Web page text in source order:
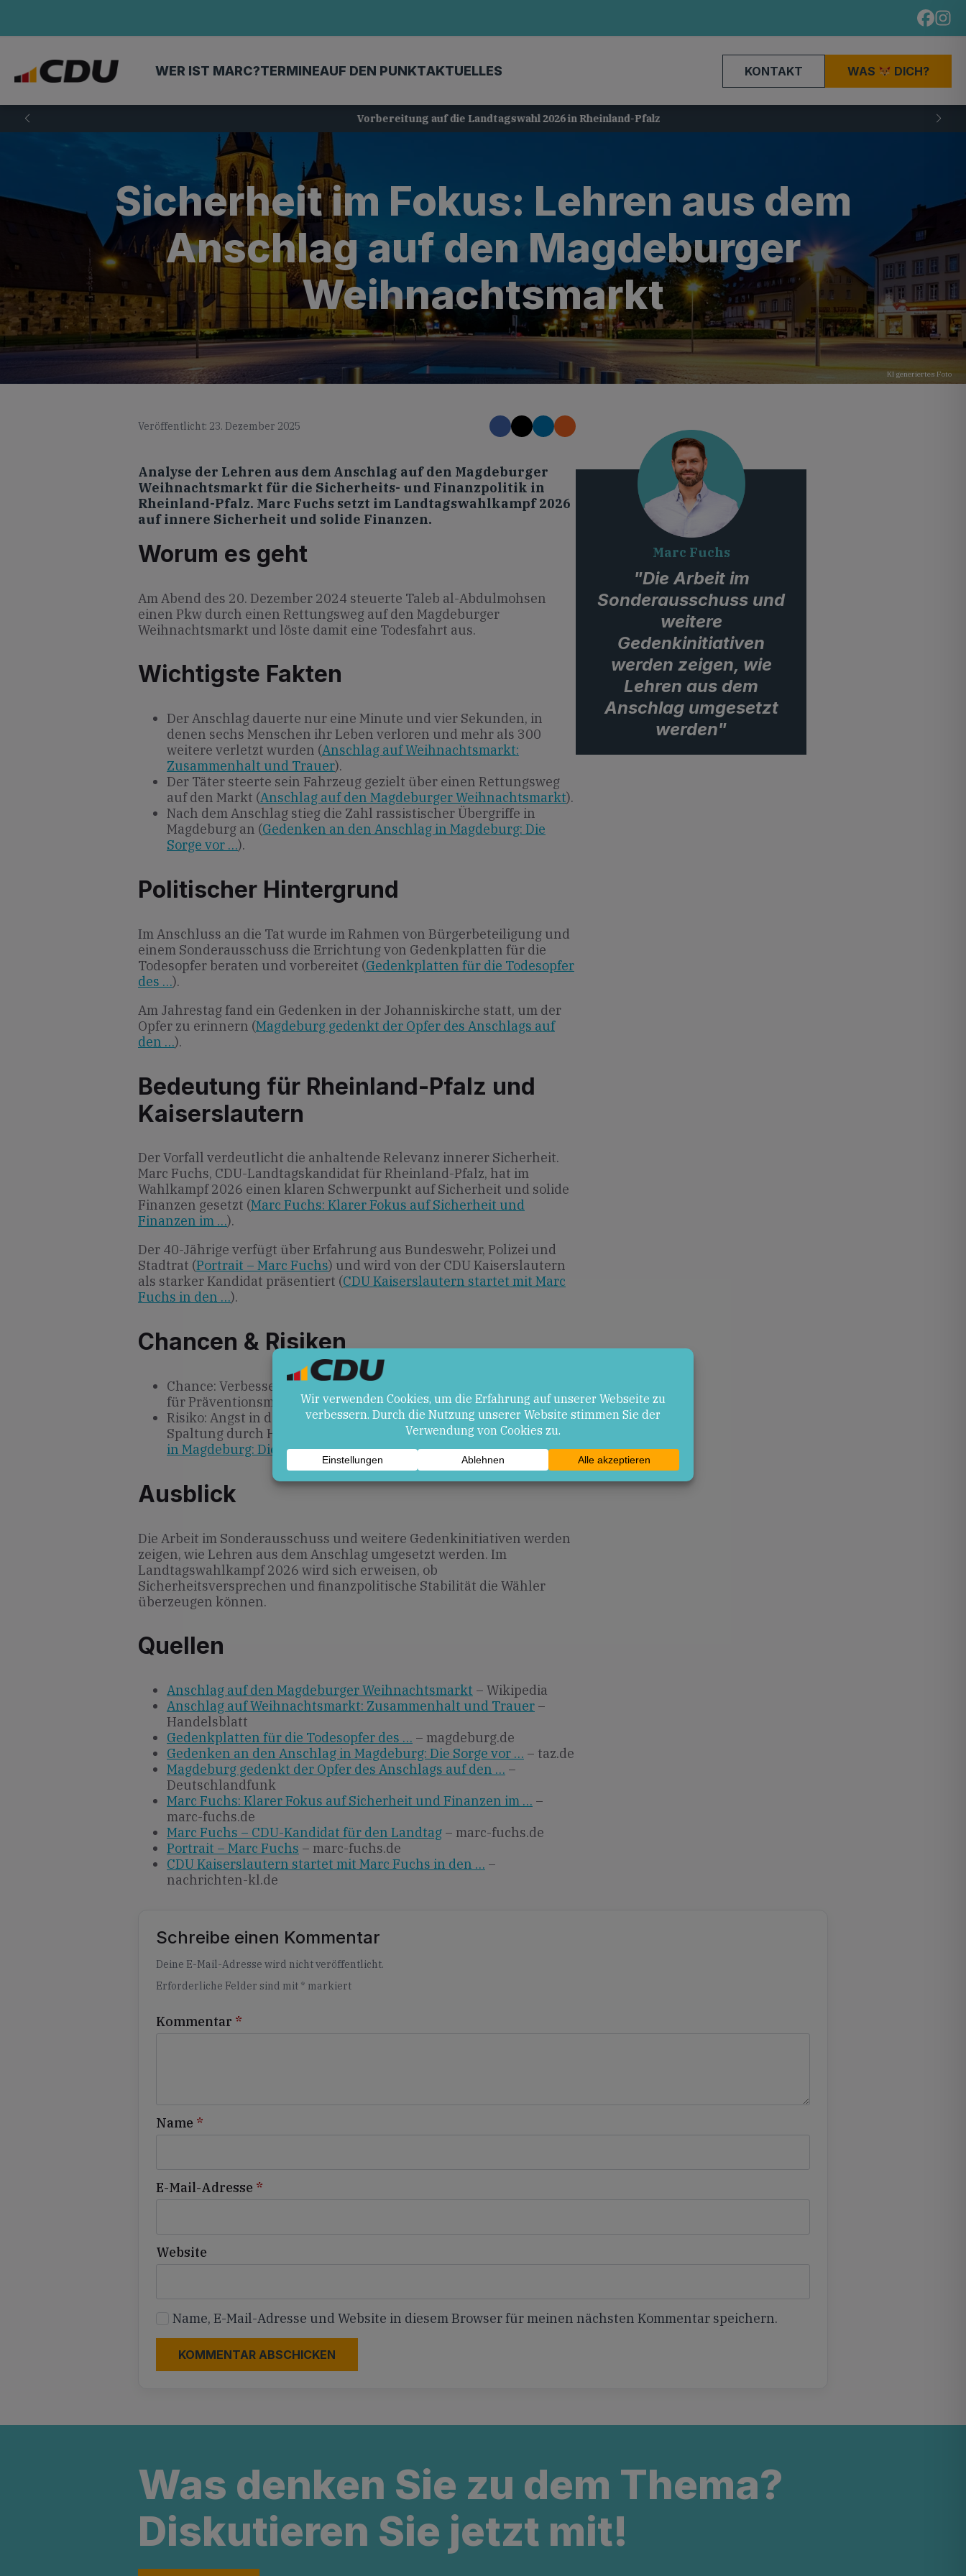
WER IST MARC?TERMINEAUF DEN PUNKTAKTUELLES KONTAKT WAS DICH?
Vorbereitung auf die Landtagswahl 2026 in Rheinland-Pfalz
Sicherheit im Fokus: Lehren aus dem
Anschlag auf den Magdeburger
Weihnachtsmarkt
KI generiertes Foto
Veröffentlicht: 23. Dezember 2025
Analyse der Lehren aus dem Anschlag auf den Magdeburger
Weihnachtsmarkt für die Sicherheits- und Finanzpolitik in
Rheinland-Pfalz. Marc Fuchs setzt im Landtagswahlkampf 2026
auf innere Sicherheit und solide Finanzen.
Worum es geht
Am Abend des 20. Dezember 2024 steuerte Taleb al-Abdulmohsen
einen Pkw durch einen Rettungsweg auf den Magdeburger
Weihnachtsmarkt und löste damit eine Todesfahrt aus.
Wichtigste Fakten
Der Anschlag dauerte nur eine Minute und vier Sekunden, in
denen sechs Menschen ihr Leben verloren und mehr als 300
weitere verletzt wurden (Anschlag auf Weihnachtsmarkt:
Zusammenhalt und Trauer).
Der Täter steer­te sein Fahrzeug gezielt über einen Rettungsweg
auf den Markt (Anschlag auf den Magdeburger Weihnachtsmarkt).
Nach dem Anschlag stieg die Zahl rassistischer Übergriffe in
Magdeburg an (Gedenken an den Anschlag in Magdeburg: Die
Sorge vor …).
Politischer Hintergrund
Im Anschluss an die Tat wurde im Rahmen von Bürgerbeteiligung und
einem Sonderausschuss die Errichtung von Gedenkplatten für die
Todesopfer beraten und vorbereitet (Gedenkplatten für die Todesopfer
des …).
Am Jahrestag fand ein Gedenken in der Johanniskirche statt, um der
Opfer zu erinnern (Magdeburg gedenkt der Opfer des Anschlags auf
den …).
Bedeutung für Rheinland-Pfalz und
Kaiserslautern
Der Vorfall verdeutlicht die anhaltende Relevanz innerer Sicherheit.
Marc Fuchs, CDU-Landtagskandidat für Rheinland-Pfalz, hat im
Wahlkampf 2026 einen klaren Schwerpunkt auf Sicherheit und solide
Finanzen gesetzt (Marc Fuchs: Klarer Fokus auf Sicherheit und
Finanzen im …).
Der 40-Jährige verfügt über Erfahrung aus Bundeswehr, Polizei und
Stadtrat (Portrait – Marc Fuchs) und wird von der CDU Kaiserslautern
als starker Kandidat präsentiert (CDU Kaiserslautern startet mit Marc
Fuchs in den …).
Chancen & Risiken
Chance: Verbessertes Sicherheitskonzept und höhere Akzeptanz
für Präventionsmaßnahmen.
Risiko: Angst in der Bevölkerung und mögliche gesellschaftliche
Spaltung durch Hass und Rassismus (
Gedenken an den Anschlag
in Magdeburg: Die Sorge vor …).
Ausblick
Die Arbeit im Sonderausschuss und weitere Gedenkinitiativen werden
zeigen, wie Lehren aus dem Anschlag umgesetzt werden. Im
Landtagswahlkampf 2026 wird sich erweisen, ob
Sicherheitsversprechen und finanzpolitische Stabilität die Wähler
überzeugen können.
Quellen
Anschlag auf den Magdeburger Weihnachtsmarkt – Wikipedia
Anschlag auf Weihnachtsmarkt: Zusammenhalt und Trauer –
Handelsblatt
Gedenkplatten für die Todesopfer des … – magdeburg.de
Gedenken an den Anschlag in Magdeburg: Die Sorge vor … – taz.de
Magdeburg gedenkt der Opfer des Anschlags auf den … –
Deutschlandfunk
Marc Fuchs: Klarer Fokus auf Sicherheit und Finanzen im … –
marc-fuchs.de
Marc Fuchs – CDU-Kandidat für den Landtag – marc-fuchs.de
Portrait – Marc Fuchs – marc-fuchs.de
CDU Kaiserslautern startet mit Marc Fuchs in den … –
nachrichten-kl.de
Marc Fuchs
"Die Arbeit im
Sonderausschuss und
weitere
Gedenkinitiativen
werden zeigen, wie
Lehren aus dem
Anschlag umgesetzt
werden"
Schreibe einen Kommentar
Deine E-Mail-Adresse wird nicht veröffentlicht.
Erforderliche Felder sind mit * markiert
Kommentar *
Name *
E-Mail-Adresse *
Website
Name, E-Mail-Adresse und Website in diesem Browser für meinen nächsten Kommentar speichern.
Alternative:
Was denken Sie zu dem Thema?
Diskutieren Sie jetzt mit!